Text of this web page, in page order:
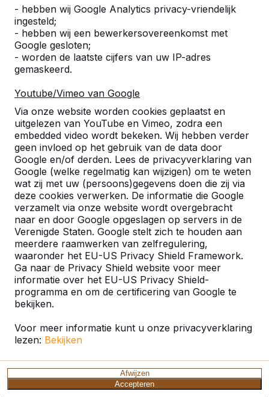
- hebben wij Google Analytics privacy-vriendelijk
ingesteld;
- hebben wij een bewerkersovereenkomst met
Google gesloten;
- worden de laatste cijfers van uw IP-adres
gemaskeerd.
Youtube/Vimeo van Google
Via onze website worden cookies geplaatst en
uitgelezen van YouTube en Vimeo, zodra een
embedded video wordt bekeken. Wij hebben verder
geen invloed op het gebruik van de data door
Google en/of derden. Lees de privacyverklaring van
Google (welke regelmatig kan wijzigen) om te weten
wat zij met uw (persoons)gegevens doen die zij via
deze cookies verwerken. De informatie die Google
verzamelt via onze website wordt overgebracht
naar en door Google opgeslagen op servers in de
Verenigde Staten. Google stelt zich te houden aan
meerdere raamwerken van zelfregulering,
waaronder het EU-US Privacy Shield Framework.
Ga naar de Privacy Shield website voor meer
informatie over het EU-US Privacy Shield-
programma en om de certificering van Google te
bekijken.
Voor meer informatie kunt u onze privacyverklaring
lezen: Bekijken
Afwijzen
Accepteren
Sinds kort kunt u bij ons terecht voor een
sierlijke schaaktafel van beton.
Lees meer ->
Speltafel
Speltafel Als u op het gemiddelde schoolplein
een kijkje neemt, dan staan hier toch vaak
dezelfde dingen. Een glijbaan, schommels, een
voetbalveldje... Is het niet eens leuk om op uw
schoolplein, of in een speeltuin in uw stad, eens
wat meer originele dingen neer te zetten? We
verwijzen u dan gra...
Lees meer ->
Tafelvoetbalspel outdoor
Tafelvoetbalspel outdoor​ Op zoek naar een leuk
element voor een schoolplein of speeltuin? Kijk
dan eens op HeBlad.be, de website waar u
elk speelterrein mee opvrolijkt. We verkopen
niet alleen tafeltennistafels voor buiten die
Lees meer ->